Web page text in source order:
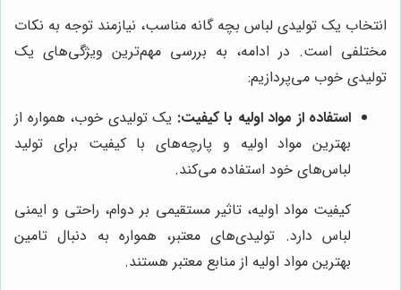
انتخاب یک تولیدی لباس بچه گانه مناسب، نیازمند توجه به نکات
مختلفی است. در ادامه، به بررسی مهم‌ترین ویژگی‌های یک
تولیدی خوب می‌پردازیم:
استفاده از مواد اولیه با کیفیت: یک تولیدی خوب، همواره از
بهترین مواد اولیه و پارچه‌های با کیفیت برای تولید
لباس‌های خود استفاده می‌کند.
کیفیت مواد اولیه، تاثیر مستقیمی بر دوام، راحتی و ایمنی
لباس دارد. تولیدی‌های معتبر، همواره به دنبال تامین
بهترین مواد اولیه از منابع معتبر هستند.